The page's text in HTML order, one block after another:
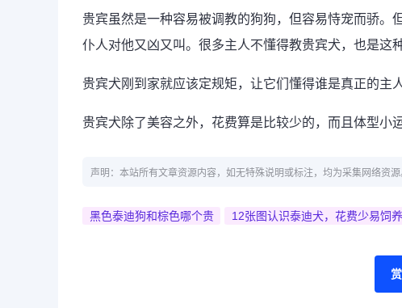
贵宾虽然是一种容易被调教的狗狗，但容易恃宠而骄
仆人对他又凶又叫。很多主人不懂得教贵宾犬，也是这
贵宾犬刚到家就应该定规矩，让它们懂得谁是真正的主
贵宾犬除了美容之外，花费算是比较少的，而且体型小
声明：本站所有文章资源内容，如无特殊说明或标注，均为采集网络资
黑色泰迪狗和棕色哪个贵 12张图认识泰迪犬，花费少易饲
赏